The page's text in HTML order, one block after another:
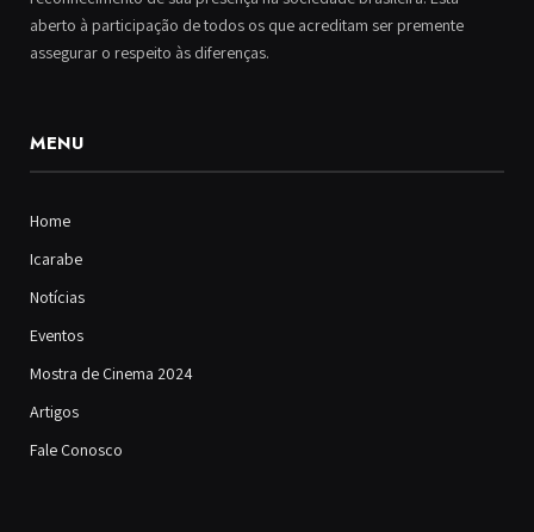
aberto à participação de todos os que acreditam ser premente
assegurar o respeito às diferenças.
MENU
Home
Icarabe
Notícias
Eventos
Mostra de Cinema 2024
Artigos
Fale Conosco